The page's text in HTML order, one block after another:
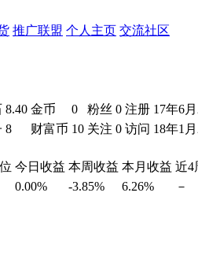
推广联盟 个人主页 交流社区
8.40 金币 0 粉丝 0 注册 17年6
8 财富币 10 关注 0 访问 18年1
今日收益 本周收益 本月收益 近4
0.00% -3.85% 6.26% －